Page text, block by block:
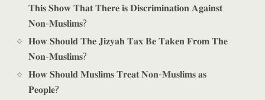
𝐓𝐡𝐢𝐬 𝐒𝐡𝐨𝐰 𝐓𝐡𝐚𝐭 𝐓𝐡𝐞𝐫𝐞 𝐢𝐬 𝐃𝐢𝐬𝐜𝐫𝐢𝐦𝐢𝐧𝐚𝐭𝐢𝐨𝐧 𝐀𝐠𝐚𝐢𝐧𝐬𝐭
𝐍𝐨𝐧-𝐌𝐮𝐬𝐥𝐢𝐦𝐬?
𝐇𝐨𝐰 𝐒𝐡𝐨𝐮𝐥𝐝 𝐓𝐡𝐞 𝐉𝐢𝐳𝐲𝐚𝐡 𝐓𝐚𝐱 𝐁𝐞 𝐓𝐚𝐤𝐞𝐧 𝐅𝐫𝐨𝐦 𝐓𝐡𝐞
𝐍𝐨𝐧-𝐌𝐮𝐬𝐥𝐢𝐦𝐬?
𝐇𝐨𝐰 𝐒𝐡𝐨𝐮𝐥𝐝 𝐌𝐮𝐬𝐥𝐢𝐦𝐬 𝐓𝐫𝐞𝐚𝐭 𝐍𝐨𝐧-𝐌𝐮𝐬𝐥𝐢𝐦𝐬 𝐚𝐬
𝐏𝐞𝐨𝐩𝐥𝐞?